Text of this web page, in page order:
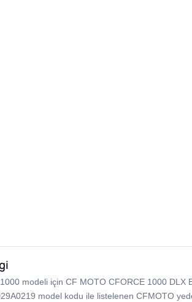
modeli için CF MOTO CFORCE 1000 DLX
model kodu ile listelenen CFMOTO